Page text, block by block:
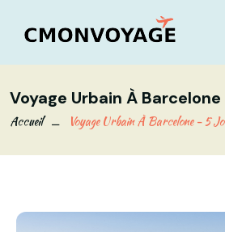
Voyage Urbain À
Accueil Voyage Urbain À Barcelone - 5